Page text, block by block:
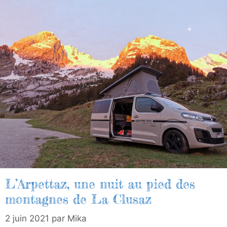
L’Arpettaz, une nuit au pied des
montagnes de La Clusaz
2 juin 2021 par Mika